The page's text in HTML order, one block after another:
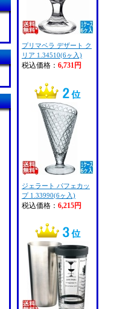
プリマベラ デザート ク
リア 1.34510(6ヶ入)
税込価格： 6,731円
ジェラート パフェカッ
プ 1.33990(6ヶ入)
税込価格： 6,215円